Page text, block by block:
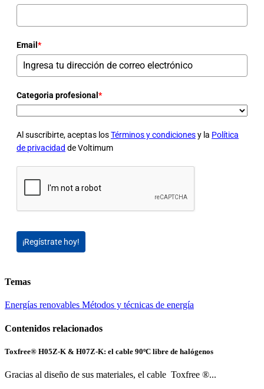
Email *
Categoria profesional *
Al suscribirte, aceptas losTérminos y condicionesy la Política
de privacidad de Voltimum
¡Regístrate hoy!
Temas
Energías renovables Métodos y técnicas de energía
Contenidos relacionados
Toxfree® H05Z-K & H07Z-K: el cable 90ºC libre de halógenos
Gracias al diseño de sus materiales, el cable Toxfree ®...